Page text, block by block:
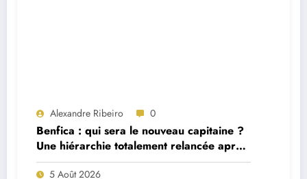
Alexandre Ribeiro 0
Benfica : qui sera le nouveau capitaine ?
Une hiérarchie totalement relancée après
deux départs majeurs
5 Août 2026